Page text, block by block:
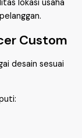
lokasi usaha
Custom
desain sesuai